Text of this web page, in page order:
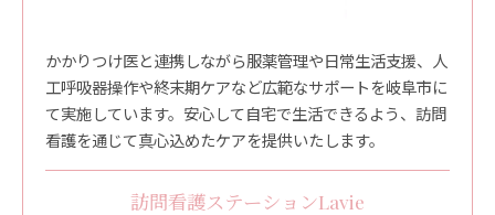
かかりつけ医と連携しながら服薬管理や日常生活支援、人
工呼吸器操作や終末期ケアなど広範なサポートを岐阜市に
て実施しています。安心して自宅で生活できるよう、訪問
看護を通じて真心込めたケアを提供いたします。
訪問看護ステーションLavie